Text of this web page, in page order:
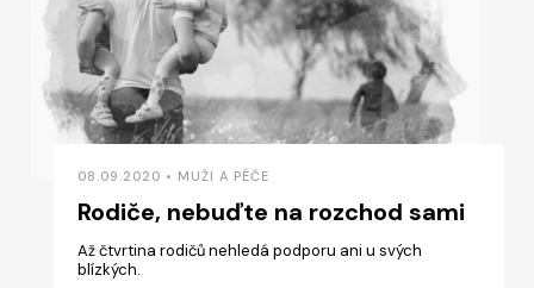
08.09.2020 • MUŽI A PÉČE
Rodiče, nebuďte na rozchod sami
Až čtvrtina rodičů nehledá podporu ani u svých
blízkých.